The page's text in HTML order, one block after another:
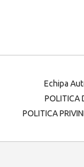
Echipa
POLITICA
POLITICA